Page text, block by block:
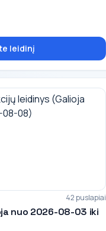
leidinį
42 puslapiai
nuo 2026-08-03 iki